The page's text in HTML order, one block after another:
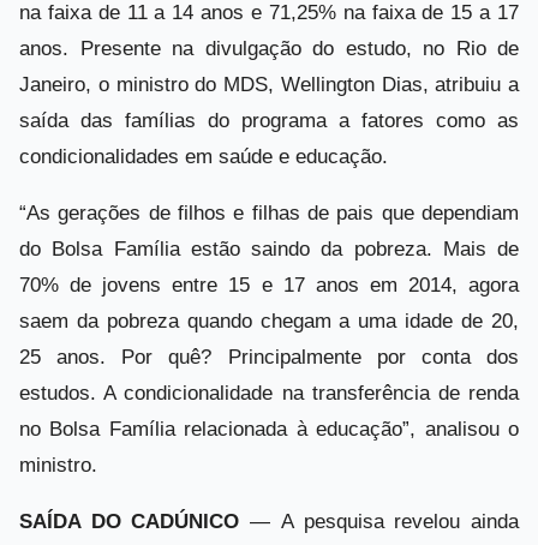
na faixa de 11 a 14 anos e 71,25% na faixa de 15 a 17
anos. Presente na divulgação do estudo, no Rio de
Janeiro, o ministro do MDS, Wellington Dias, atribuiu a
saída das famílias do programa a fatores como as
condicionalidades em saúde e educação.
“As gerações de filhos e filhas de pais que dependiam
do Bolsa Família estão saindo da pobreza. Mais de
70% de jovens entre 15 e 17 anos em 2014, agora
saem da pobreza quando chegam a uma idade de 20,
25 anos. Por quê? Principalmente por conta dos
estudos. A condicionalidade na transferência de renda
no Bolsa Família relacionada à educação”, analisou o
ministro.
SAÍDA DO CADÚNICO — A pesquisa revelou ainda